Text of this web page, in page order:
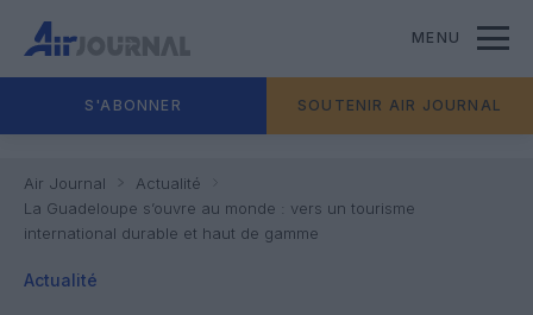
MENU
S'ABONNER SOUTENIR AIR JOURNAL
Air Journal
Actualité
La Guadeloupe s’ouvre au monde : vers un tourisme
international durable et haut de gamme
Actualité